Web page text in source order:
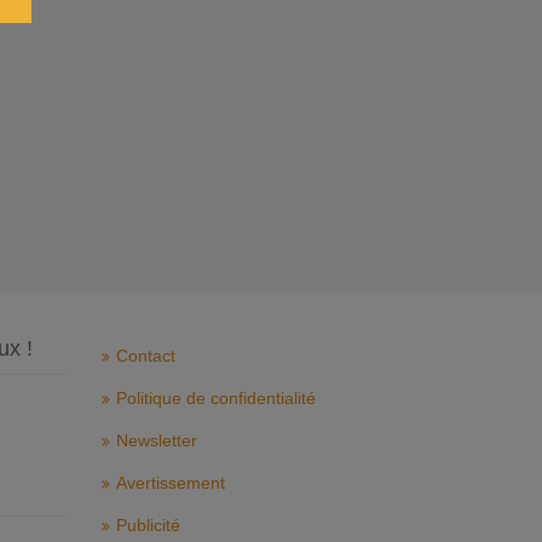
! Contact
Politique de confidentialité
Newsletter
Avertissement
Publicité